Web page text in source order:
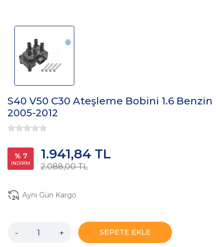
S40 V50 C30 Ateşleme Bobini 1.6 Benzin
2005-2012
% 7
İNDİRİM 2.088,00 TL
1.941,84 TL
Aynı Gün Kargo
- + SEPETE EKLE